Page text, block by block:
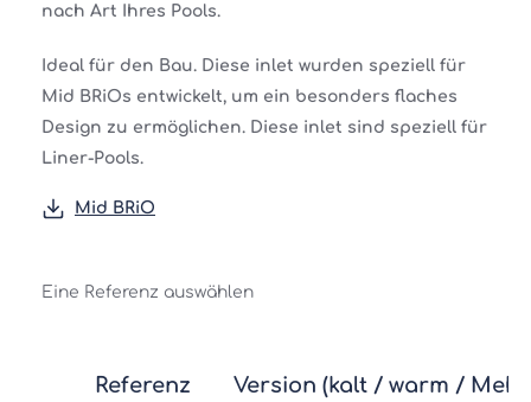
nach Art Ihres Pools.
Ideal für den Bau. Diese inlet wurden speziell für
Mid BRiOs entwickelt, um ein besonders flaches
Design zu ermöglichen. Diese inlet sind speziell für
Liner-Pools.
Mid BRiO
Eine Referenz auswählen
Referenz Version (kalt / warm /